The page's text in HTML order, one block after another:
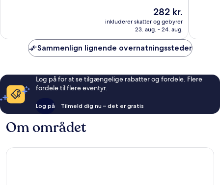
anmeldelser
Prisen
282 kr.
282 kr.
inkluderer skatter og gebyrer
23. aug. - 24. aug.
Sammenlign lignende overnatningssteder
Log på for at se tilgængelige rabatter og fordele. Flere
fordele til flere eventyr.
Log på Tilmeld dig nu – det er gratis
Om området